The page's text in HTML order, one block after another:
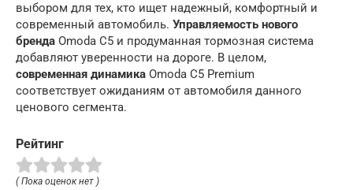
выбором для тех, кто ищет надежный, комфортный и
современный автомобиль. Управляемость нового
бренда Omoda C5 и продуманная тормозная система
добавляют уверенности на дороге. В целом,
современная динамика Omoda C5 Premium
соответствует ожиданиям от автомобиля данного
ценового сегмента.
Рейтинг
( Пока оценок нет )